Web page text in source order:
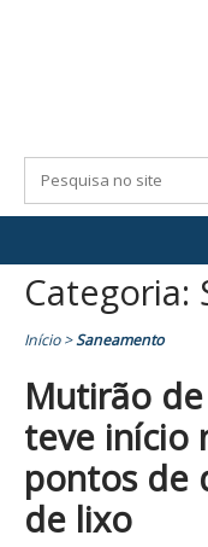
Categoria:
Início>Saneamento
Mutirão
teve início
pontos de
de lixo